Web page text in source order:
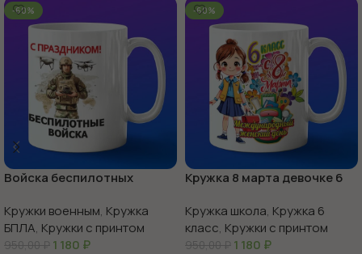
-60%
Войска беспилотных
Кружки военным, Кружка
БПЛА, Кружки с принтом
950,00₽ 1 180 ₽
-60%
Кружка 8 марта девочке 6
Кружка школа, Кружка 6
класс, Кружки с принтом
950,00₽ 1 180 ₽